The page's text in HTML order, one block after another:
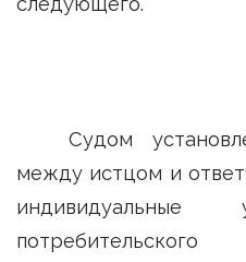
Судом
между истцом и
индивидуальные